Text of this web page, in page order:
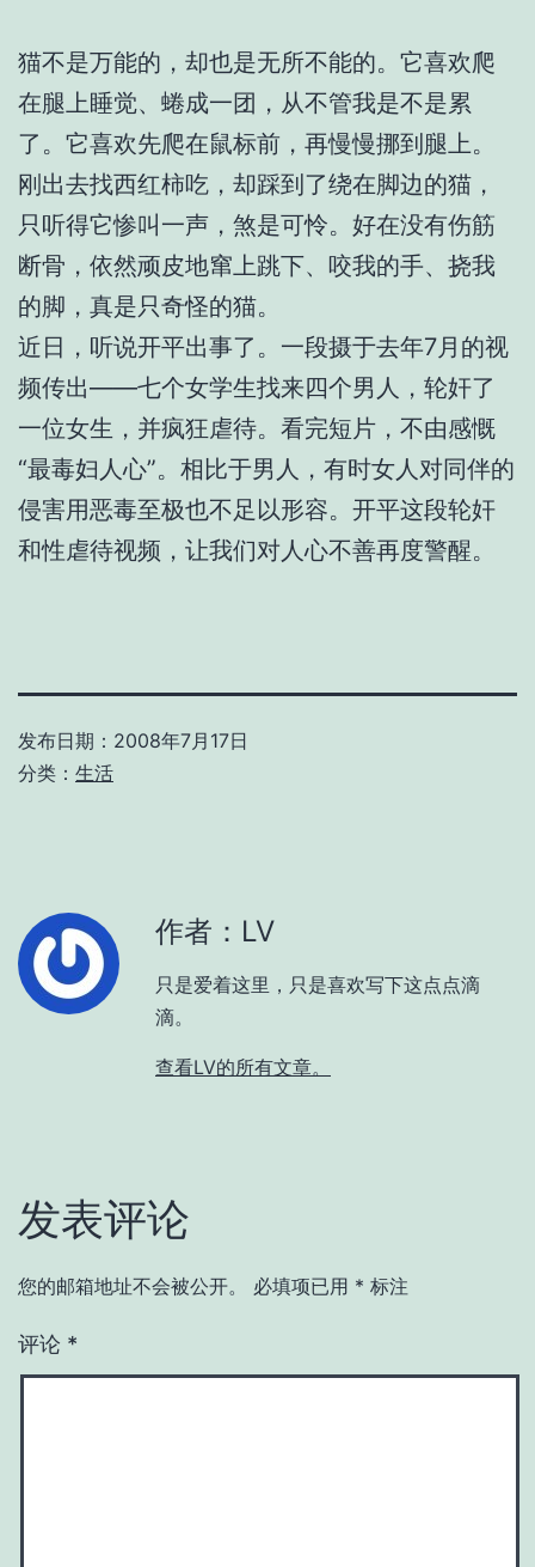
猫不是万能的，却也是无所不能的。它喜欢爬
在腿上睡觉、蜷成一团，从不管我是不是累
了。它喜欢先爬在鼠标前，再慢慢挪到腿上。
刚出去找西红柿吃，却踩到了绕在脚边的猫，
只听得它惨叫一声，煞是可怜。好在没有伤筋
断骨，依然顽皮地窜上跳下、咬我的手、挠我
的脚，真是只奇怪的猫。
近日，听说开平出事了。一段摄于去年7月的视
频传出——七个女学生找来四个男人，轮奸了
一位女生，并疯狂虐待。看完短片，不由感慨
“最毒妇人心”。相比于男人，有时女人对同伴的
侵害用恶毒至极也不足以形容。开平这段轮奸
和性虐待视频，让我们对人心不善再度警醒。
发布日期： 2008年7月17日
分类： 生活
作者：LV
只是爱着这里，只是喜欢写下这点点滴
滴。
查看LV的所有文章。
发表评论
您的邮箱地址不会被公开。 必填项已用 * 标注
评论 *